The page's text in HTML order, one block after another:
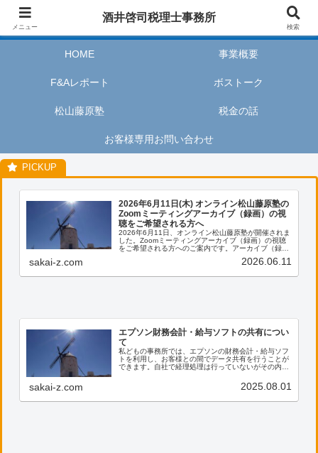
酒井啓司税理士事務所は、お客様が私たちのサービスを利用するときに、安心
HOME 事業概要
F&Aレポート ボストーク
松山藤原塾 税金の話
お客様専用お問い合わせ
2026年6月11日(木) オンライン松山藤原塾の
Zoomミーティングアーカイブ（録画）の視
聴をご希望される方へ
2026年6月11日、オンライン松山藤原塾が開催されま
した。Zoomミーティングアーカイブ（録画）の視聴
をご希望される方へのご案内です。アーカイブ（録
わせより、「松山藤原塾アーカイブ（録画）の...
sakai-z.com 2026.06.11
エプソン財務会計・給与ソフトの共有につい
て
私どもの事務所では、エプソンの財務会計・給与ソフ
トを利用し、お客様との間でデータ共有を行うことが
できます。自社で経理処理は行っていないがその内容
望がございましたら、ぜひ私共までご連絡ください。
sakai-z.com 2025.08.01
メニュー
酒井啓司税理士事務所
検索